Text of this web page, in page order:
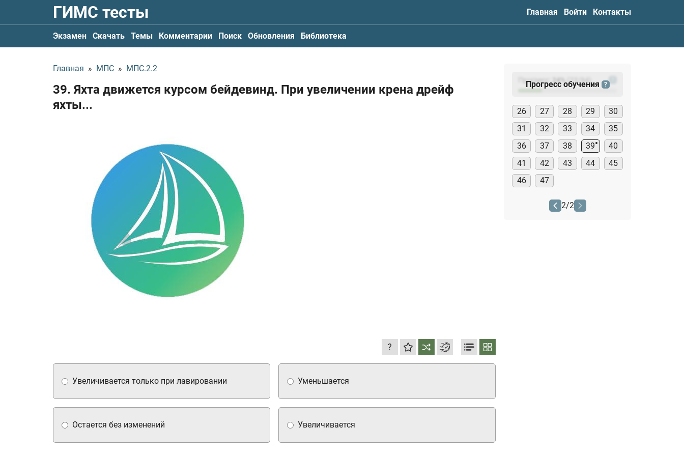
ГИМС тесты Главная Войти Контакты
Экзамен Скачать Темы Комментарии Поиск Обновления Библиотека
Главная » МПС » МПС.2.2
39. Яхта движется курсом бейдевинд. При увеличении крена дрейф
яхты...
?
Уменьшается
Увеличивается
Остается без изменений
Увеличивается только при лавировании
Прогресс: (23
Прогресс обучения ?
26 27 28 29
30
31
32 33 34
35
36
37 38 39
40
41
42 43 44
45
46
47
2/2